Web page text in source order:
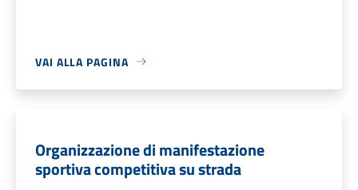
VAI ALLA PAGINA
Organizzazione di manifestazione
sportiva competitiva su strada